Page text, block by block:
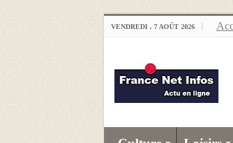
VENDREDI , 7 AOÛT 2026